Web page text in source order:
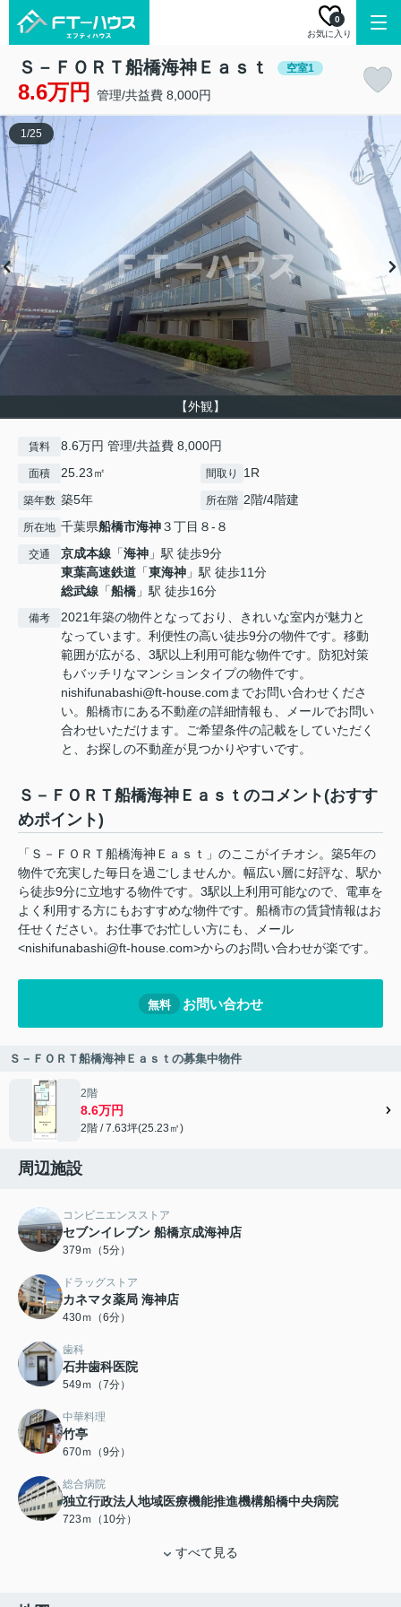
お気に入り
0
Ｓ－ＦＯＲＴ船橋海神Ｅａｓｔ 空室1
8.6万円 管理/共益費 8,000円
【外観】
1/25
賃料 8.6万円 管理/共益費 8,000円
面積 25.23㎡ 間取り 1R
築年数 築5年 所在階 2階/4階建
所在地 千葉県船橋市海神３丁目８-８
交通 京成本線 「海神 」駅 徒歩9分
東葉高速鉄道 「東海神 」駅 徒歩11分
総武線 「船橋 」駅 徒歩16分
備考
2021年築の物件となっており、きれいな室内が魅力と
なっています。利便性の高い徒歩9分の物件です。移動
範囲が広がる、3駅以上利用可能な物件です。防犯対策
もバッチリなマンションタイプの物件です。
nishifunabashi@ft-house.comまでお問い合わせくださ
い。船橋市にある不動産の詳細情報も、メールでお問い
合わせいただけます。ご希望条件の記載をしていただく
と、お探しの不動産が見つかりやすいです。
Ｓ－ＦＯＲＴ船橋海神Ｅａｓｔのコメント(おすす
めポイント)
「Ｓ－ＦＯＲＴ船橋海神Ｅａｓｔ」のここがイチオシ。築5年の
物件で充実した毎日を過ごしませんか。幅広い層に好評な、駅か
ら徒歩9分に立地する物件です。3駅以上利用可能なので、電車を
よく利用する方にもおすすめな物件です。船橋市の賃貸情報はお
任せください。お仕事でお忙しい方にも、メール
<nishifunabashi@ft-house.com>からのお問い合わせが楽です。
無料 お問い合わせ
Ｓ－ＦＯＲＴ船橋海神Ｅａｓｔの募集中物件
2階
8.6万円
2階 / 7.63坪(25.23㎡)
周辺施設
コンビニエンスストア
セブンイレブン 船橋京成海神店
379ｍ（5分）
ドラッグストア
カネマタ薬局 海神店
430ｍ（6分）
歯科
石井歯科医院
549ｍ（7分）
中華料理
竹亭
670ｍ（9分）
総合病院
独立行政法人地域医療機能推進機構船橋中央病院
723ｍ（10分）
すべて見る